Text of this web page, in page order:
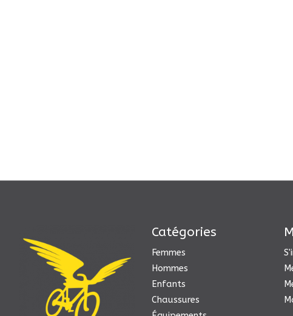
Catégories
Femmes
Hommes
Enfants
Chaussures